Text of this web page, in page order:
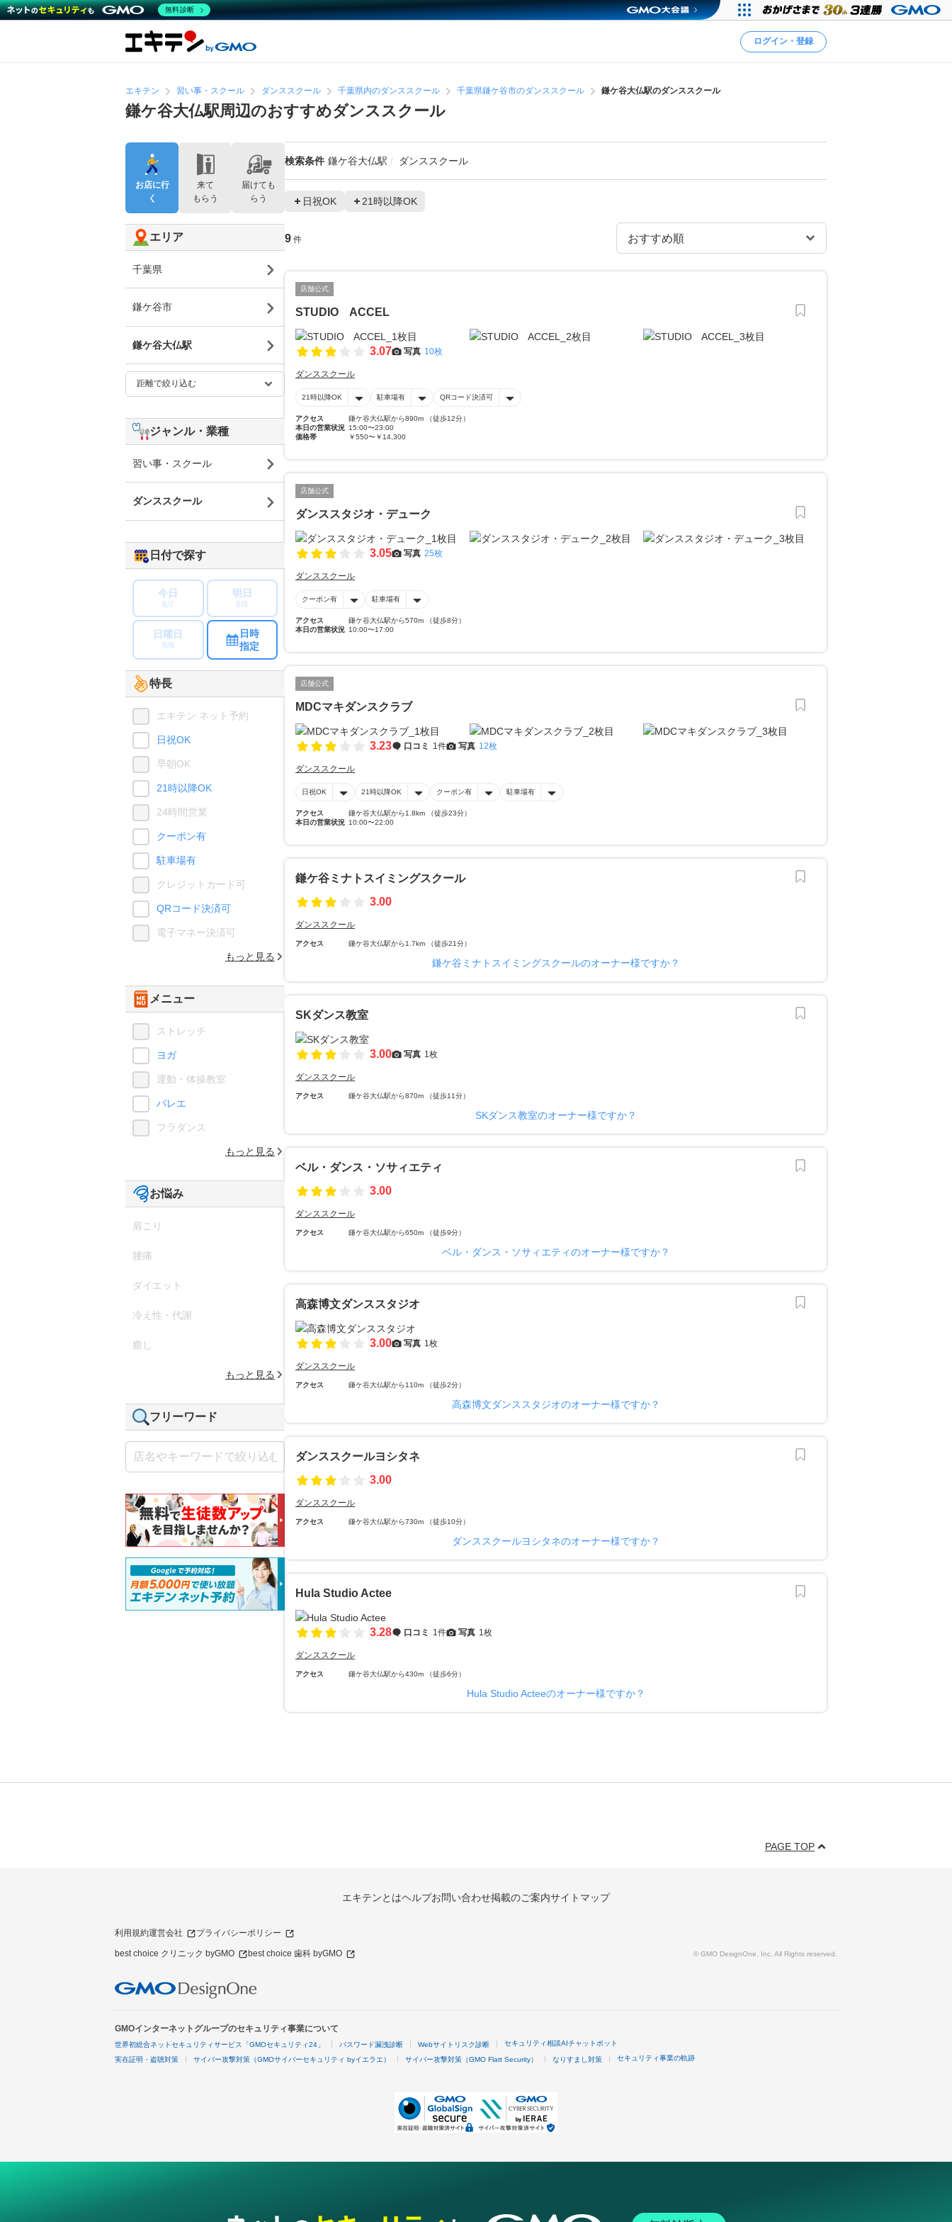
ログイン・登録
エキテン 習い事・スクール ダンススクール 千葉県内のダンススクール 千葉県鎌ケ谷市のダンススクール 鎌ケ谷大仏駅のダンススクール
鎌ケ谷大仏駅周辺のおすすめダンススクール
検索条件 鎌ケ谷大仏駅 ダンススクール
日祝OK 21時以降OK
9 件
店舗公式
STUDIO ACCEL
3.07 写真 10枚
ダンススクール
21時以降OK 駐車場有 QRコード決済可
アクセス
鎌ケ谷大仏駅から890m （徒歩12分）
本日の営業状況 15:00〜23:00
価格帯
￥550〜￥14,300
店舗公式
ダンススタジオ・デューク
3.05 写真 25枚
ダンススクール
クーポン有 駐車場有
アクセス
鎌ケ谷大仏駅から570m （徒歩8分）
本日の営業状況 10:00〜17:00
店舗公式
MDCマキダンスクラブ
3.23 口コミ 1件 写真 12枚
ダンススクール
日祝OK 21時以降OK クーポン有 駐車場有
アクセス
鎌ケ谷大仏駅から1.8km （徒歩23分）
本日の営業状況 10:00〜22:00
鎌ケ谷ミナトスイミングスクール
3.00
ダンススクール
アクセス 鎌ケ谷大仏駅から1.7km （徒歩21分）
鎌ケ谷ミナトスイミングスクールのオーナー様ですか？
SKダンス教室
3.00 写真 1枚
ダンススクール
アクセス 鎌ケ谷大仏駅から870m （徒歩11分）
SKダンス教室のオーナー様ですか？
ベル・ダンス・ソサィエティ
3.00
ダンススクール
アクセス 鎌ケ谷大仏駅から650m （徒歩9分）
ベル・ダンス・ソサィエティのオーナー様ですか？
高森博文ダンススタジオ
3.00 写真 1枚
ダンススクール
アクセス 鎌ケ谷大仏駅から110m （徒歩2分）
高森博文ダンススタジオのオーナー様ですか？
ダンススクールヨシタネ
3.00
ダンススクール
アクセス 鎌ケ谷大仏駅から730m （徒歩10分）
ダンススクールヨシタネのオーナー様ですか？
Hula Studio Actee
3.28 口コミ 1件 写真 1枚
ダンススクール
アクセス 鎌ケ谷大仏駅から430m （徒歩6分）
Hula Studio Acteeのオーナー様ですか？
お店に行
く
来て
もらう
届けても
らう
エリア
千葉県
鎌ケ谷市
鎌ケ谷大仏駅
ジャンル・業種
習い事・スクール
ダンススクール
日付で探す
今日
8/7
明日
8/8
日曜日
8/9
日時
指定
特長
エキテン ネット予約
日祝OK
早朝OK
21時以降OK
24時間営業
クーポン有
駐車場有
クレジットカード可
QRコード決済可
電子マネー決済可
もっと見る
メニュー
ストレッチ
ヨガ
運動・体操教室
バレエ
フラダンス
もっと見る
お悩み
肩こり
腰痛
ダイエット
冷え性・代謝
癒し
もっと見る
フリーワード
PAGE TOP
エキテンとはヘルプお問い合わせ掲載のご案内サイトマップ
利用規約運営会社 プライバシーポリシー
best choice クリニック byGMO best choice 歯科 byGMO © GMO DesignOne, Inc. All Rights reserved.
GMOインターネットグループのセキュリティ事業について
世界初総合ネットセキュリティサービス「GMOセキュリティ24」 パスワード漏洩診断 Webサイトリスク診断 セキュリティ相談AIチャットボット
実在証明・盗聴対策 サイバー攻撃対策（GMOサイバーセキュリティ byイエラエ） サイバー攻撃対策（GMO Flatt Security） なりすまし対策 セキュリティ事業の軌跡
無料診断